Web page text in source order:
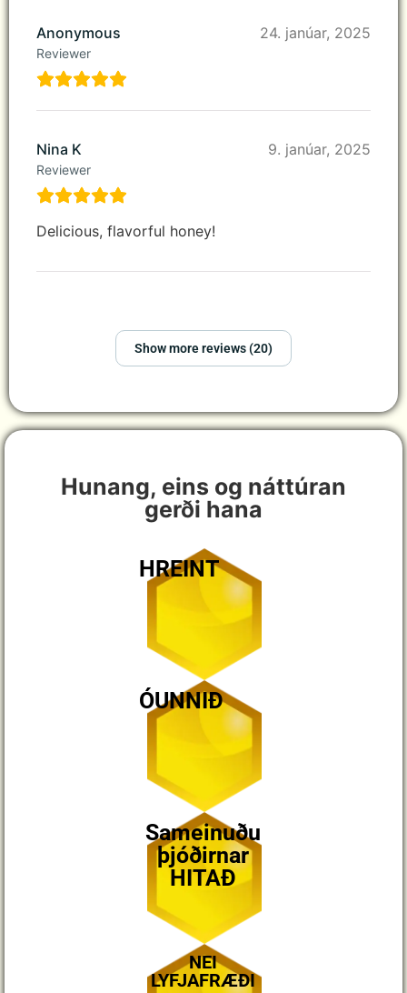
Anonymous
Reviewer
24. janúar, 2025
Nina K
Reviewer
9. janúar, 2025
Delicious, flavorful honey!
Show more reviews (20)
Hunang, eins og náttúran
gerði hana
HREINT
ÓUNNIÐ
Sameinuðu
þjóðirnar
HITAÐ
NEI
LYFJAFRÆÐI